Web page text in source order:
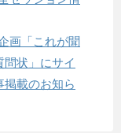
画「これが聞
問状」にサイ
載のお知ら